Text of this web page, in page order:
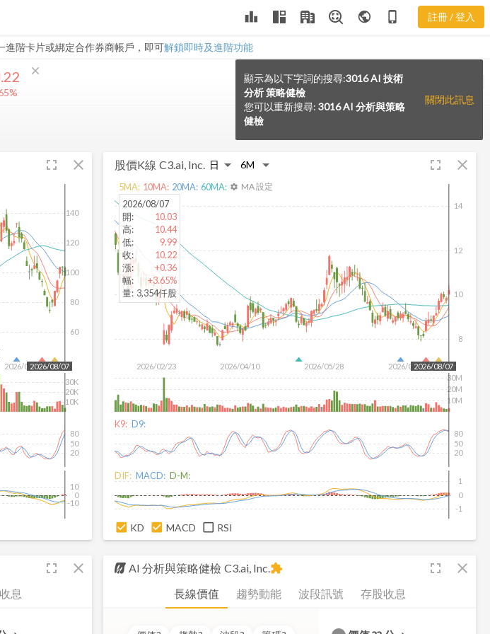
leaderboard public phone_iphone 註冊 / 登入
進階卡片或綁定合作券商帳戶，即可解鎖即時及進階功能
顯示為以下字詞的搜尋:3016 AI 技術
分析 策略健檢
您可以重新搜尋: 3016 AI 分析與策略
健檢
關閉此訊息
close
fullscreen close
2026/07/16
60
80
100
120
140
2026/08/07
10K
20K
30K
20
50
80
-10
0
10
股價K線 C3.ai, Inc. fullscreen close
2026/02/23 2026/04/10 2026/05/28 2026/07/16
8
10
12
14
2026/08/07
10M
20M
30M
2026/08/07
開:
10.03
高:
10.44
低:
9.99
收:
10.22
漲:
+0.36
幅:
+3.65%
量: 3,354仟股
5MA: 10MA: 20MA: 60MA: settings MA 設定
K9: D9:
20
50
80
DIF: MACD: D-M:
-1
0
1
KD MACD RSI
fullscreen close
息
AI 分析與策略健檢 C3.ai, Inc. fullscreen close
extension
長線價值 趨勢動能 波段訊號 存股收息